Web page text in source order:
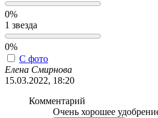
0%
1 звезда
0%
С фото
Елена Смирнова
15.03.2022, 18:20
Комментарий
Очень хорошее